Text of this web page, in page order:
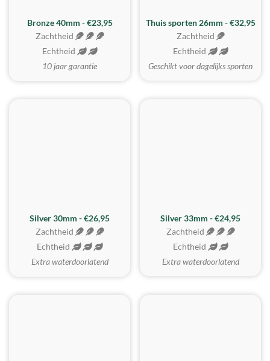
Bronze 40mm - €23,95
Zachtheid
Echtheid
10 jaar garantie
Thuis sporten 26mm - €32,95
Zachtheid
Echtheid
Geschikt voor dagelijks sporten
Silver 30mm - €26,95
Zachtheid
Echtheid
Extra waterdoorlatend
Silver 33mm - €24,95
Zachtheid
Echtheid
Extra waterdoorlatend